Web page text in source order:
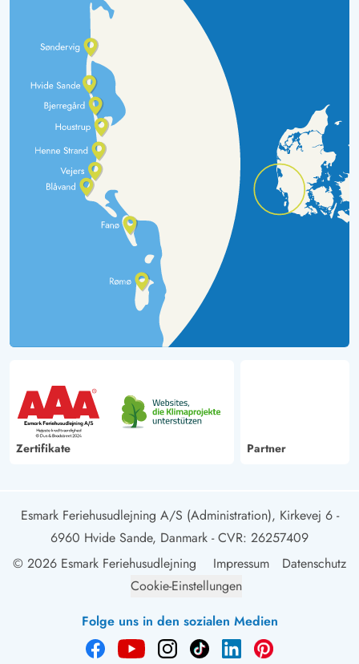
Zertifikate Partner
Esmark Feriehusudlejning A/S (Administration), Kirkevej 6 -
6960 Hvide Sande, Danmark - CVR: 26257409
© 2026 Esmark Feriehusudlejning
Impressum
Datenschutz
Cookie-Einstellungen
Folge uns in den sozialen Medien